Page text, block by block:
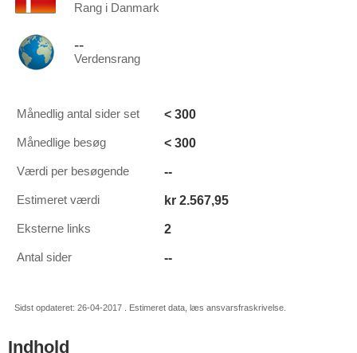
Rang i Danmark
--
Verdensrang
Månedlig antal sider set < 300
Månedlige besøg < 300
Værdi per besøgende --
Estimeret værdi kr 2.567,95
Eksterne links 2
Antal sider --
Sidst opdateret: 26-04-2017 . Estimeret data, læs ansvarsfraskrivelse.
Indhold